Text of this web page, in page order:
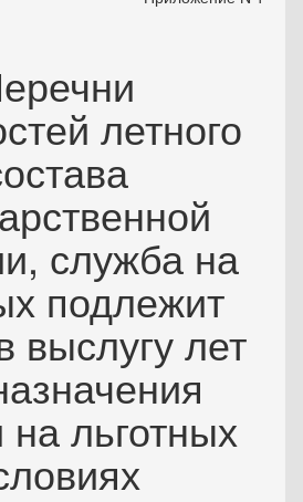
летного
служба на
подлежит
выслугу лет
на льготных